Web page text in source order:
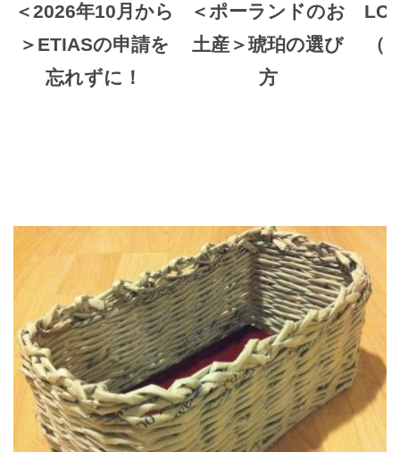
＜2026年10月から
＞ETIASの申請を
忘れずに！
＜ポーランドのお
土産＞琥珀の選び
方
（